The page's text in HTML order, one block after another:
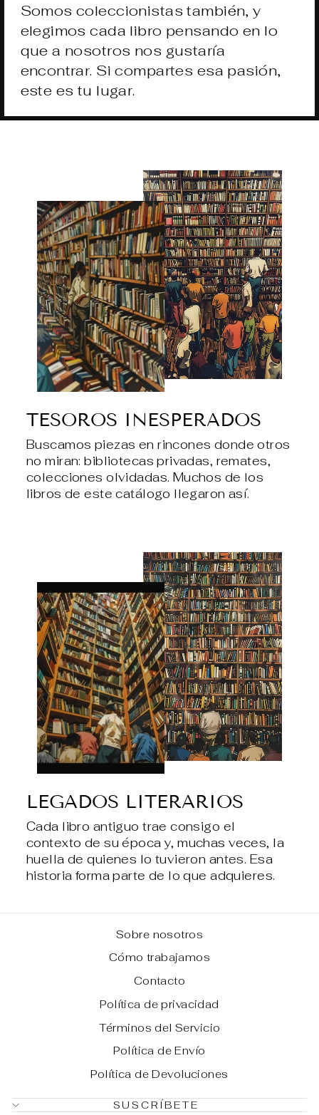
Somos coleccionistas también, y
elegimos cada libro pensando en lo
que a nosotros nos gustaría
encontrar. Si compartes esa pasión,
este es tu lugar.
TESOROS INESPERADOS
Buscamos piezas en rincones donde otros
no miran: bibliotecas privadas, remates,
colecciones olvidadas. Muchos de los
libros de este catálogo llegaron así.
LEGADOS LITERARIOS
Cada libro antiguo trae consigo el
contexto de su época y, muchas veces, la
huella de quienes lo tuvieron antes. Esa
historia forma parte de lo que adquieres.
Sobre nosotros
Cómo trabajamos
Contacto
Política de privacidad
Términos del Servicio
Política de Envío
Política de Devoluciones
SUSCRÍBETE